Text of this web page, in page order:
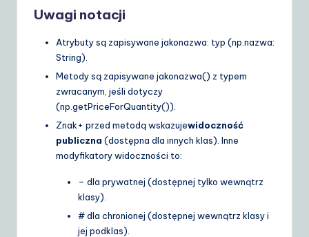
Uwagi notacji
Atrybuty są zapisywane jakonazwa: typ (np. nazwa:
String).
Metody są zapisywane jakonazwa() z typem
zwracanym, jeśli dotyczy
(np. getPriceForQuantity()).
Znak+ przed metodą wskazujewidoczność
publiczna (dostępna dla innych klas). Inne
modyfikatory widoczności to:
– dla prywatnej (dostępnej tylko wewnątrz
klasy).
#dla chronionej (dostępnej wewnątrz klasy i
jej podklas).